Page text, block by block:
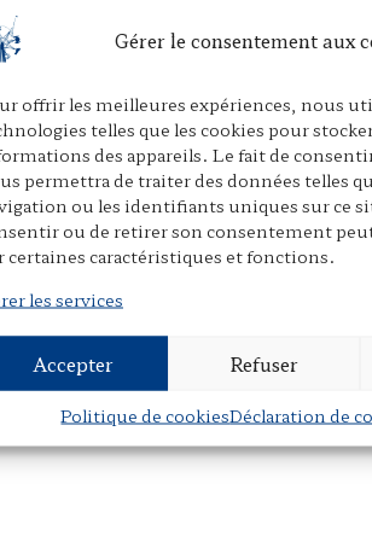
Gérer le consentement aux
offrir les meilleures expériences, nous
telles que les cookies pour
des appareils. Le fait de
permettra de traiter des données telles
ou les identifiants uniques sur ce
ou de retirer son consentement
certaines caractéristiques et fonctions.
les services
Accepter Refuser
Politique de cookiesDéclaration de